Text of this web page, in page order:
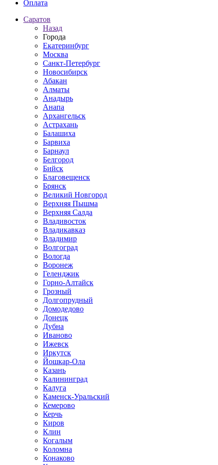
Оплата
Саратов
Назад
Города
Екатеринбург
Москва
Санкт-Петербург
Новосибирск
Абакан
Алматы
Анадырь
Анапа
Архангельск
Астрахань
Балашиха
Барвиха
Барнаул
Белгород
Бийск
Благовещенск
Брянск
Великий Новгород
Верхняя Пышма
Верхняя Салда
Владивосток
Владикавказ
Владимир
Волгоград
Вологда
Воронеж
Геленджик
Горно-Алтайск
Грозный
Долгопрудный
Домодедово
Донецк
Дубна
Иваново
Ижевск
Иркутск
Йошкар-Ола
Казань
Калининград
Калуга
Каменск-Уральский
Кемерово
Керчь
Киров
Клин
Когалым
Коломна
Конаково